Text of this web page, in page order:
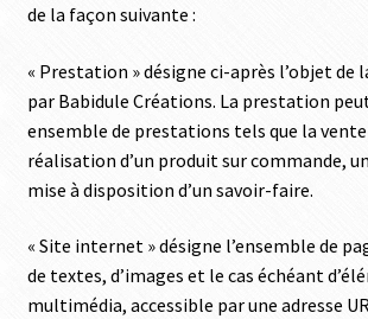
de la façon suivante :
« Prestation » désigne ci-après l’objet de
par Babidule Créations. La prestation
ensemble de prestations tels que la
réalisation d’un produit sur commande,
mise à disposition d’un savoir-faire.
« Site internet » désigne l’ensemble de
de textes, d’images et le cas échéant
multimédia, accessible par une adresse